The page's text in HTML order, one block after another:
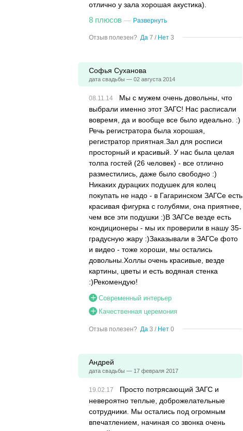
отлично у зала хорошая акустика).
8 плюсов — Развернуть
Отзыв полезен? Да 7 / Нет 3
Софья Суханова
дата свадьбы — 02 августа 2014
Мы с мужем очень довольны, что
выбрали именно этот ЗАГС! Нас расписали
вовремя, да и вообще все было идеально. :)
Речь регистратора была хорошая,
регистратор приятная.Зал для росписи
просторный и красивый. У нас была целая
толпа гостей (26 человек) - все отлично
разместились, даже было свободно :)
Никаких дурацких подушек для колец
покупать не надо - в Гагаринском ЗАГСе есть
красивая фигурка с голубями, она приятнее,
чем все эти подушки :)В ЗАГСе везде есть
кондиционеры - мы их проверили в нашу 35-
градусную жару :)Заказывали в ЗАГСе фото
и видео - тоже хороши, мы остались
довольны.Холлы очень красивые, везде
картины, цветы и есть водяная стенка
:)Рекомендую!
Современный интерьер
Качественная церемония
Отзыв полезен? Да 3 / Нет 0
Андрей
дата свадьбы — 17 февраля 2017
Просто потрясающий ЗАГС и
невероятно теплые, доброжелательные
сотрудники. Мы остались под огромным
впечатлением, начиная со звонка очень